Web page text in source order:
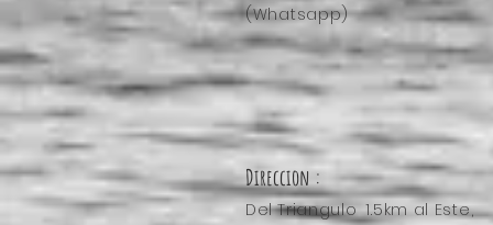
(Whatsapp)
Direccion :
Del Triangulo 1.5km al Este,